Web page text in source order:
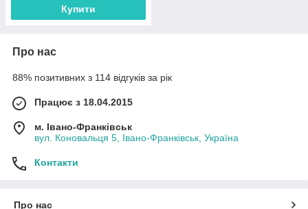
Купити
Про нас
88% позитивних з 114 відгуків за рік
Працює з 18.04.2015
м. Івано-Франківськ
вул. Коновальця 5, Івано-Франківськ, Україна
Контакти
Про нас